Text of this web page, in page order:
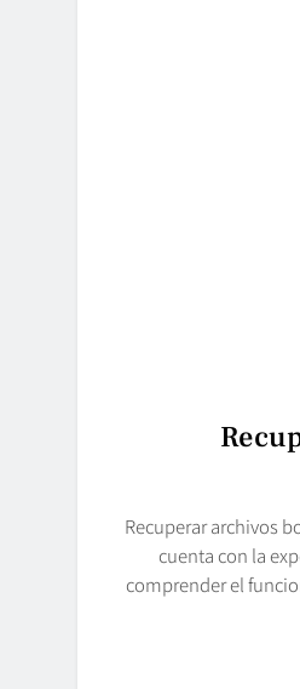
Recuperar archivos
cuenta con la
comprender el